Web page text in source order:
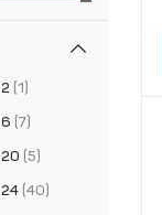
2 (1)
6 (7)
20 (5)
24 (40)